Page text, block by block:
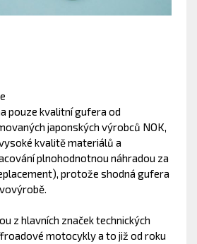
pouze kvalitní gufera od
japonských výrobců NOK,
kvalitě materiálů a
plnohodnotnou náhradou za
protože shodná gufera
z hlavních značek technických
motocykly a to již od roku